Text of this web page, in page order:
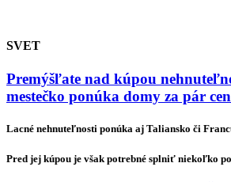
SVET
Premýšľate nad kúpou
mestečko ponúka domy za pár
Lacné nehnuteľnosti ponúka aj Taliansko či
Pred jej kúpou je však potrebné splniť niekoľko